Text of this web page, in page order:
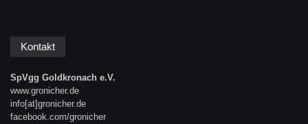
Kontakt
SpVgg Goldkronach e.V.
www.gronicher.de
info[at]gronicher.de
facebook.com/gronicher